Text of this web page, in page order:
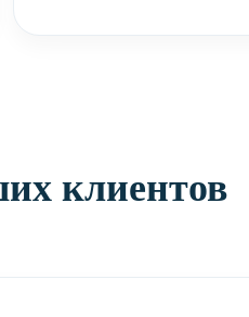
клиентов